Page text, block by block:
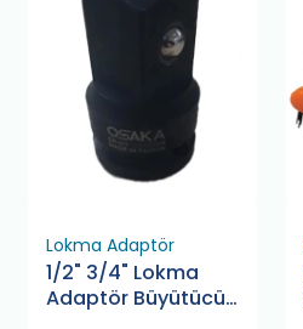
Lokma Adaptör
1/2" 3/4" Lokma
Adaptör Büyütücü